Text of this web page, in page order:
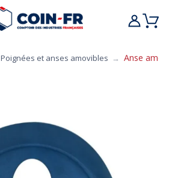
CUISINE MOBILIER
Poignées et anses amovibles Anse